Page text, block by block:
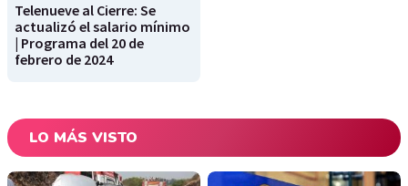
Telenueve al Cierre: Se
actualizó el salario mínimo
| Programa del 20 de
febrero de 2024
LO MÁS VISTO